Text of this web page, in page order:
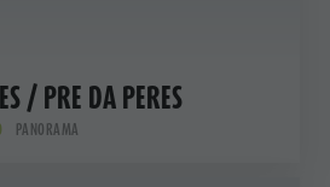
/ PRE DA PERES
PANORAMA